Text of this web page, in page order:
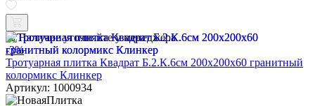
Наличие уточняйте у менеджера
-3%
Тротуарная плитка Квадрат Б.2.К.6см 200х200х60 гранитный
колормикс Клинкер
Артикул: 1000934